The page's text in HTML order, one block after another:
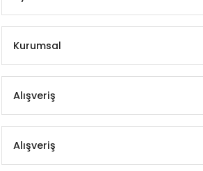
Kurumsal
Alışveriş
Alışveriş